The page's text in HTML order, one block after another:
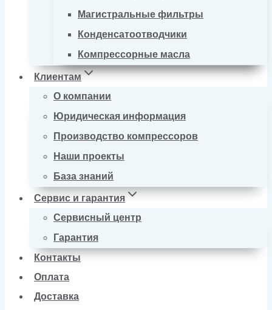
Магистральные фильтры
Конденсатоотводчики
Компрессорные масла
Клиентам
О компании
Юридическая информация
Производство компрессоров
Наши проекты
База знаний
Сервис и гарантия
Сервисный центр
Гарантия
Контакты
Оплата
Доставка